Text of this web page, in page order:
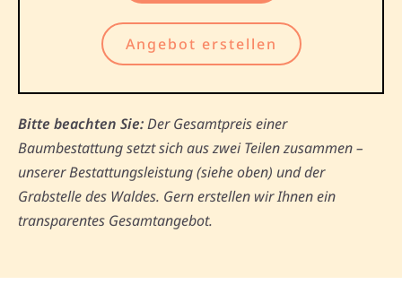
Angebot erstellen
Bitte beachten Sie:Der Gesamtpreis einer
Baumbestattung setzt sich aus zwei Teilen zusammen –
unserer Bestattungsleistung (siehe oben) und der
Grabstelle des Waldes. Gern erstellen wir Ihnen ein
transparentes Gesamtangebot.